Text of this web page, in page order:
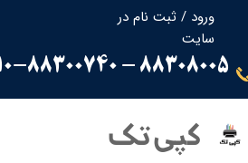
ورود / ثبت نام در
سایت
حساب کاربری من
تغییر گذر واژه
سفارشات
88308005 - 88300710-88300740
کپی تک